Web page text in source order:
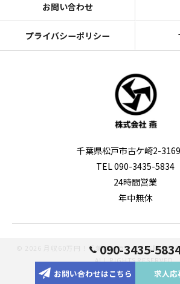
090-3435-
お問い合わせはこちら 求人応
お問い合わせ
プライバシーポリシー
千葉県松戸市古ケ崎2-
TEL 090-3435-5834
24時間営業
年中無休
© 2026 月収60万円！千葉のドライバー転職なら
ALL RIGHTS RESERVED.